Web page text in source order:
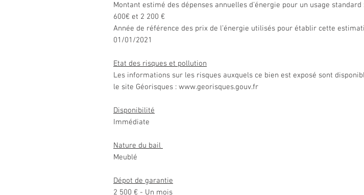
Montant estimé des dépenses annuelles d’énergie pour un usage standard
600€ et 2 200 €
Année de référence des prix de l’énergie utilisés pour établir cette
01/01/2021
Etat des risques et pollution
Les informations sur les risques auxquels ce bien est exposé sont
le site Géorisques : www.georisques.gouv.fr
Disponibilité
Immédiate
Nature du bail
Meublé
Dépot de garantie
2 500 € - Un mois